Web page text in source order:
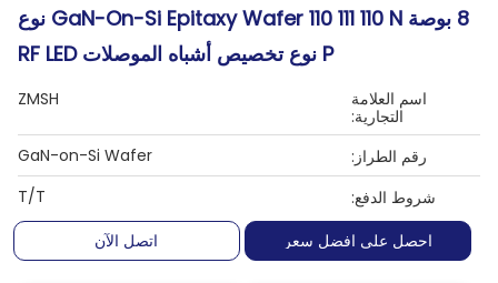
8 بوصة GaN-On-Si Epitaxy Wafer 110 111 110 N نوع
P نوع تخصيص أشباه الموصلات RF LED
اسم العلامة
التجارية:
ZMSH
رقم الطراز:
GaN-on-Si Wafer
شروط الدفع:
T/T
احصل على افضل سعر
اتصل الآن